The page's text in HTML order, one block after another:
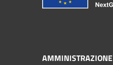
AMMINISTRAZIONE